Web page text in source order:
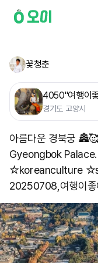
꽃청춘
4050"여행이
경기도 고양시
아름다운 경북궁
Gyeongbok
☆koreanculture
20250708,여행이좋